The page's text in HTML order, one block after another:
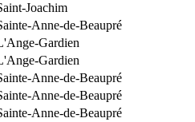
Joachim
Anne-de-Beaupré
Gardien
Gardien
Anne-de-Beaupré
Anne-de-Beaupré
Anne-de-Beaupré